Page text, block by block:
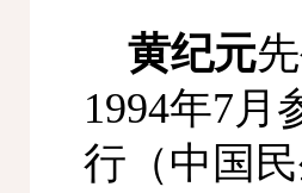
黄纪元
1994年7月
行（中国